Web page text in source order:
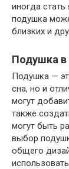
иногда стать
подушка
близких и
Подушка
Подушка —
сна, но и
могут
также
могут быть
выбор
общего